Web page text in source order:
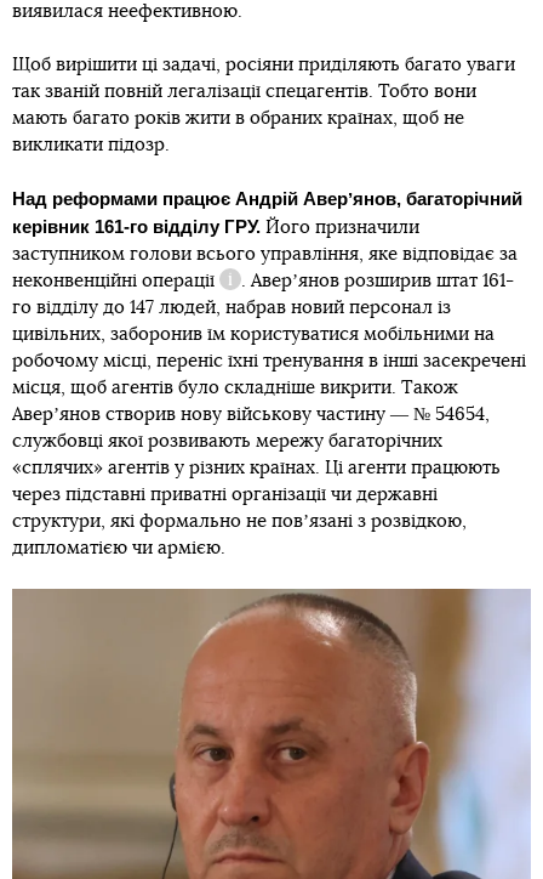
виявилася неефективною.
Щоб вирішити ці задачі, росіяни приділяють багато уваги
так званій повній легалізації спецагентів. Тобто вони
мають багато років жити в обраних країнах, щоб не
викликати підозр.
Над реформами працює Андрій Аверʼянов, багаторічний
керівник 161-го відділу ГРУ. Його призначили
заступником голови всього управління, яке відповідає за
неконвенційні операції
Довідка
. Аверʼянов розширив штат 161-
го відділу до 147 людей, набрав новий персонал із
цивільних, заборонив їм користуватися мобільними на
робочому місці, переніс їхні тренування в інші засекречені
місця, щоб агентів було складніше викрити. Також
Аверʼянов створив нову військову частину ― № 54654,
службовці якої розвивають мережу багаторічних
«сплячих» агентів у різних країнах. Ці агенти працюють
через підставні приватні організації чи державні
структури, які формально не повʼязані з розвідкою,
дипломатією чи армією.